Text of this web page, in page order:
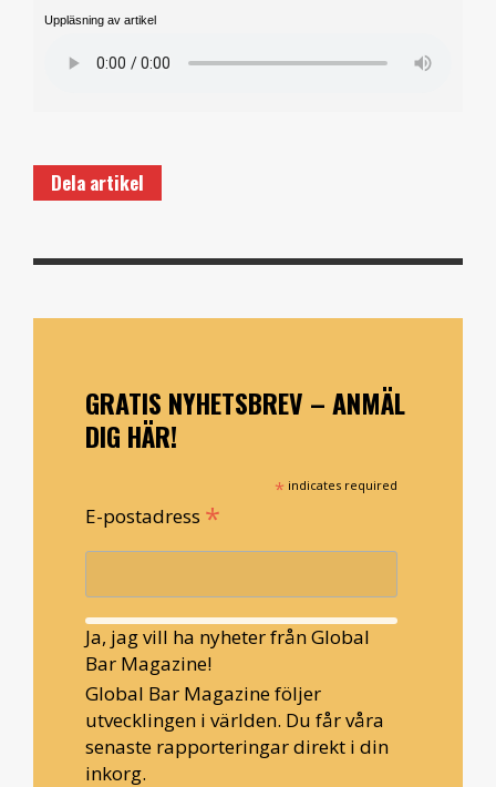
Uppläsning av artikel
Dela artikel
GRATIS NYHETSBREV – ANMÄL
DIG HÄR!
* indicates required
E-postadress *
Ja, jag vill ha nyheter från Global
Bar Magazine!
Global Bar Magazine följer
utvecklingen i världen. Du får våra
senaste rapporteringar direkt i din
inkorg.